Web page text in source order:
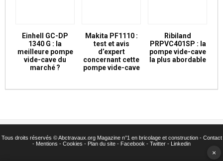
Einhell GC-DP
1340 G : la
meilleure pompe
vide-cave du
marché ?
Makita PF1110 :
test et avis
d’expert
concernant cette
pompe vide-cave
Ribiland
PRPVC401SP : la
pompe vide-cave
la plus abordable
Tous droits réservés ©Abctravaux.org Magazine n°1 en bricolage et construction - Contact
- Mentions - Cookies - Plan du site - Facebook - Twitter - Linkedin
×